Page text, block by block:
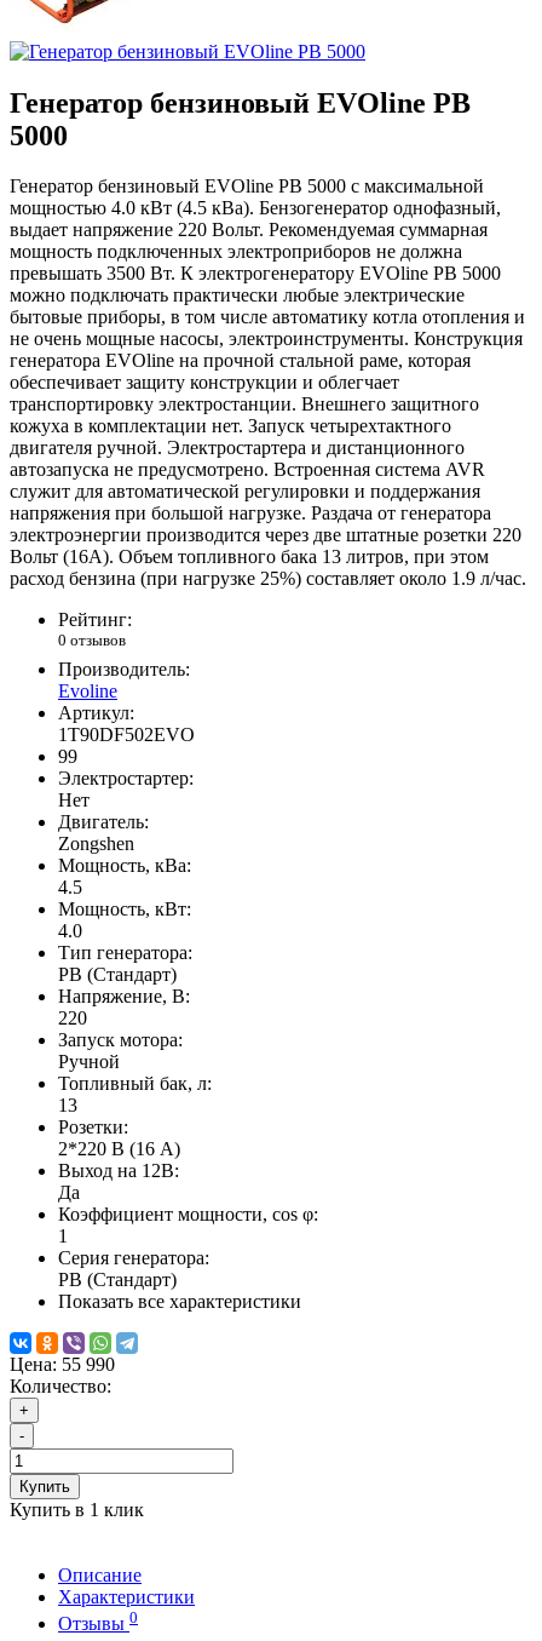
Генератор бензиновый EVOline PB
5000
Генератор бензиновый EVOline PB 5000 с максимальной
мощностью 4.0 кВт (4.5 кВа). Бензогенератор однофазный,
выдает напряжение 220 Вольт. Рекомендуемая суммарная
мощность подключенных электроприборов не должна
превышать 3500 Вт. К электрогенератору EVOline PB 5000
можно подключать практически любые электрические
бытовые приборы, в том числе автоматику котла отопления и
не очень мощные насосы, электроинструменты. Конструкция
генератора EVOline на прочной стальной раме, которая
обеспечивает защиту конструкции и облегчает
транспортировку электростанции. Внешнего защитного
кожуха в комплектации нет. Запуск четырехтактного
двигателя ручной. Электростартера и дистанционного
автозапуска не предусмотрено. Встроенная система AVR
служит для автоматической регулировки и поддержания
напряжения при большой нагрузке. Раздача от генератора
электроэнергии производится через две штатные розетки 220
Вольт (16А). Объем топливного бака 13 литров, при этом
расход бензина (при нагрузке 25%) составляет около 1.9 л/час.
Рейтинг:
0 отзывов
Производитель:
Evoline
Артикул:
1T90DF502EVO
99
Электростартер:
Нет
Двигатель:
Zongshen
Мощность, кВа:
4.5
Мощность, кВт:
4.0
Тип генератора:
PB (Стандарт)
Напряжение, В:
220
Запуск мотора:
Ручной
Топливный бак, л:
13
Розетки:
2*220 В (16 А)
Выход на 12В:
Да
Коэффициент мощности, cos φ:
1
Серия генератора:
PB (Стандарт)
Показать все характеристики
Цена: 55 990
Количество:
+
-
Купить
Купить в 1 клик
Описание
Характеристики
Отзывы 0